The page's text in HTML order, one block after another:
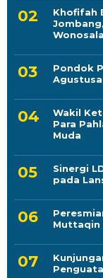
Khofifah
Pondok
Wakil
Para
Muda
Sinergi
pada
Muttaqin